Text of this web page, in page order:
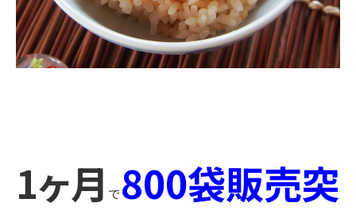
1ヶ月 で800袋販売突